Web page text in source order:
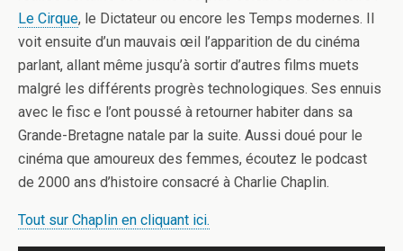
Le Cirque, le Dictateur ou encore les Temps modernes. Il
voit ensuite d’un mauvais œil l’apparition de du cinéma
parlant, allant même jusqu’à sortir d’autres films muets
malgré les différents progrès technologiques. Ses ennuis
avec le fisc e l’ont poussé à retourner habiter dans sa
Grande-Bretagne natale par la suite. Aussi doué pour le
cinéma que amoureux des femmes, écoutez le podcast
de 2000 ans d’histoire consacré à Charlie Chaplin.
Tout sur Chaplin en cliquant ici.